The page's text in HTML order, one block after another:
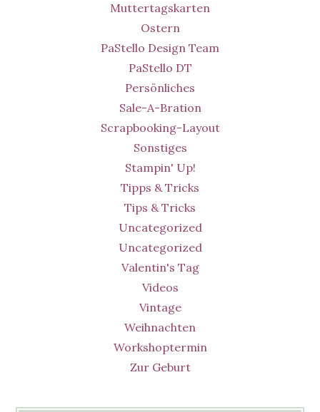
Muttertagskarten
Ostern
PaStello Design Team
PaStello DT
Persönliches
Sale-A-Bration
Scrapbooking-Layout
Sonstiges
Stampin' Up!
Tipps & Tricks
Tips & Tricks
Uncategorized
Uncategorized
Valentin's Tag
Videos
Vintage
Weihnachten
Workshoptermin
Zur Geburt